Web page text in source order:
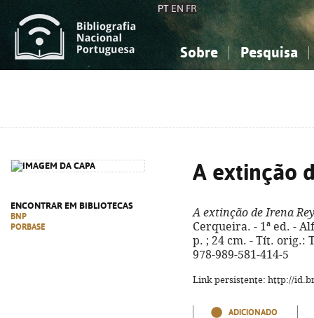
PT EN FR
Sobre Pesquisa
ENCONTRAR EM BIBLIOTECAS
BNP
PORBASE
A extinção
A extinção de Irena Rey
Cerqueira. - 1ª ed. -
p. ; 24 cm. - Tít. orig.:
978-989-581-414-5
Link persistente: http://
ADICIONADO